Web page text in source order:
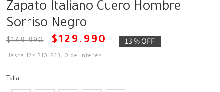
Zapato Italiano Cuero Hombre
Sorriso Negro
$149.990 $129 . 990 13 %OFF
Hasta12 x $10 . 833 , 0 de interés
Talla